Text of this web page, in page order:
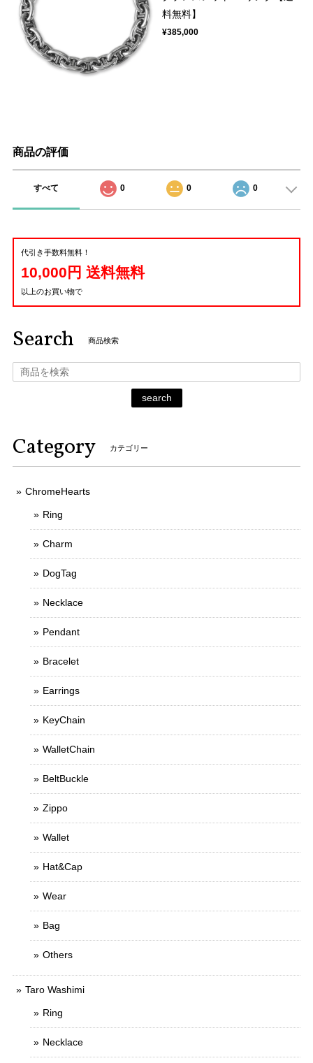
料無料】
¥385,000
商品の評価
すべて 0 0 0
代引き手数料無料！
10,000円 送料無料
以上のお買い物で
Search 商品検索
search
Category カテゴリー
ChromeHearts
Ring
Charm
DogTag
Necklace
Pendant
Bracelet
Earrings
KeyChain
WalletChain
BeltBuckle
Zippo
Wallet
Hat&Cap
Wear
Bag
Others
Taro Washimi
Ring
Necklace